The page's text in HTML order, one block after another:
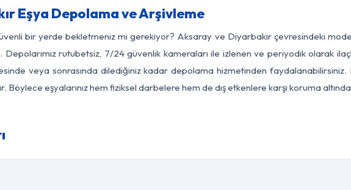
Eşya Depolama ve Arşivleme
bir yerde bekletmeniz mi gerekiyor? Aksaray ve Diyarbakır çevresindeki
rutubetsiz, 7/24 güvenlik kameraları ile izlenen ve periyodik olarak
veya sonrasında dilediğiniz kadar depolama hizmetinden faydalanabilirsiniz.
Böylece eşyalarınız hem fiziksel darbelere hem de dış etkenlere karşı koruma